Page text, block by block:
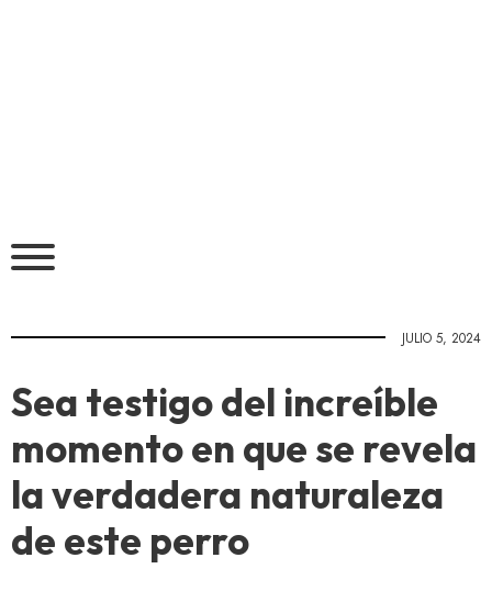
JULIO 5, 2024
Sea testigo del increíble
momento en que se revela
la verdadera naturaleza
de este perro